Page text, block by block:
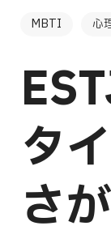
MBTI 心
タ
さ